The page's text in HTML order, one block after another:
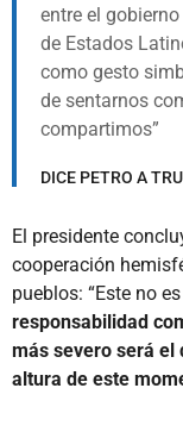
entre el
de Estados
como gesto
de sentarnos
compartimos
DICE PETRO A
El presidente
cooperación
pueblos: “Este no
responsabilidad
más severo será el
altura de este